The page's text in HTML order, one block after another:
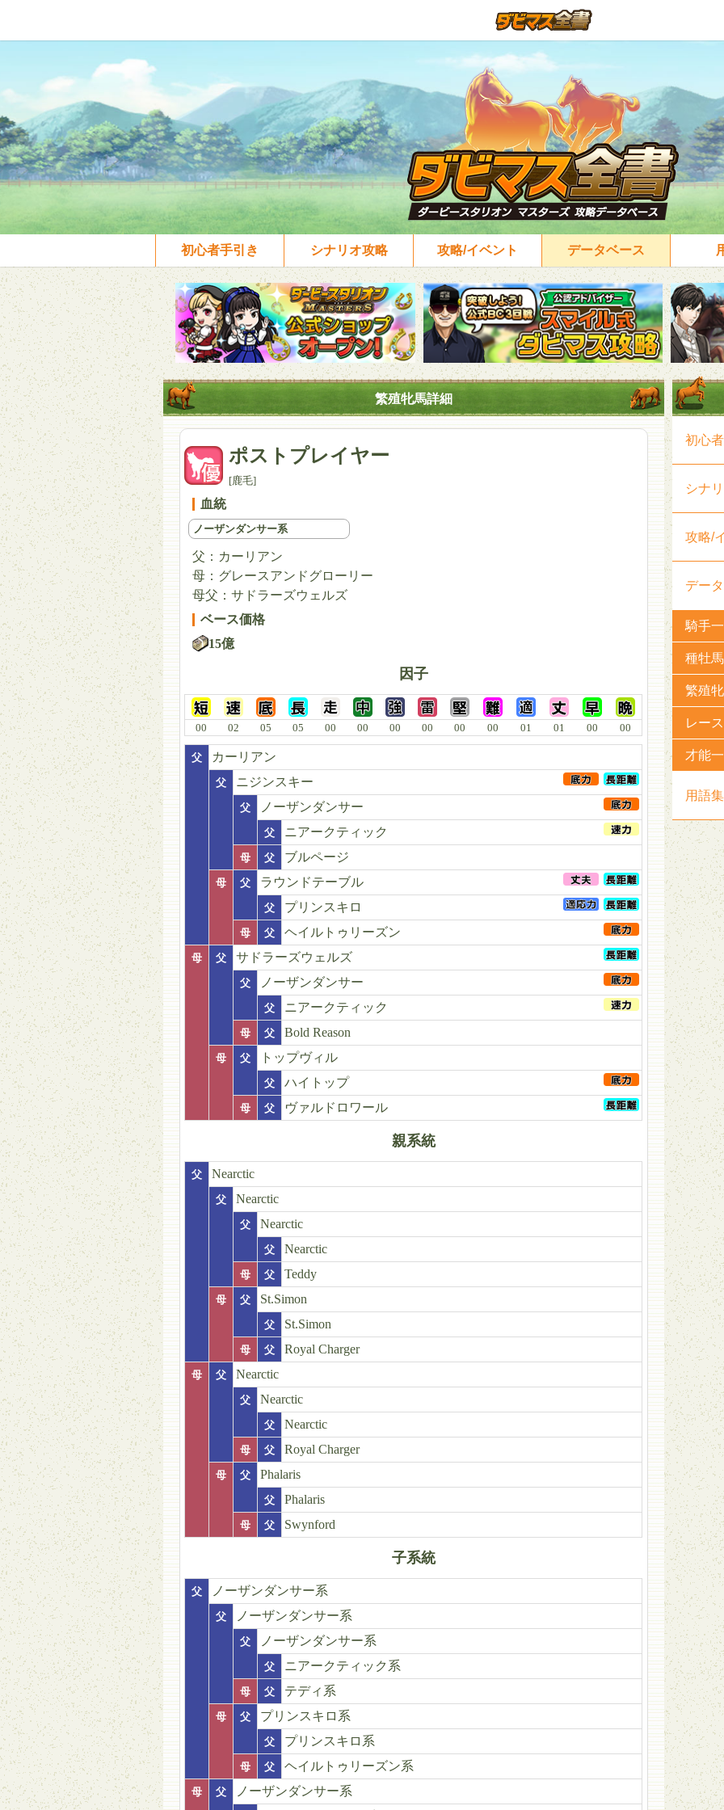
初心者手引き シナリオ攻略 攻略/イベント データベース
繁殖牝馬詳細
ポストプレイヤー
[鹿毛]
血統
ノーザンダンサー系
父： カーリアン
母： グレースアンドグローリー
母父： サドラーズウェルズ
ベース価格
15億
因子
00 02 05 05 00 00 00 00 00 00 01 01 00 00
父 カーリアン
父 ニジンスキー
父 ノーザンダンサー
父 ニアークティック
母 父 ブルページ
母 父 ラウンドテーブル
父 プリンスキロ
母 父 ヘイルトゥリーズン
母 父 サドラーズウェルズ
父 ノーザンダンサー
父 ニアークティック
母 父 Bold Reason
母 父 トップヴィル
父 ハイトップ
母 父 ヴァルドロワール
親系統
父 Nearctic
父 Nearctic
父 Nearctic
父 Nearctic
母 父 Teddy
母 父 St.Simon
父 St.Simon
母 父 Royal Charger
母 父 Nearctic
父 Nearctic
父 Nearctic
母 父 Royal Charger
母 父 Phalaris
父 Phalaris
母 父 Swynford
子系統
父 ノーザンダンサー系
父 ノーザンダンサー系
父 ノーザンダンサー系
父 ニアークティック系
母 父 テディ系
母 父 プリンスキロ系
父 プリンスキロ系
母 父 ヘイルトゥリーズン系
母 父
ノーザンダンサー系
初心
シナ
攻略/
デー
騎手
種牡
繁殖
レー
才能
用語集